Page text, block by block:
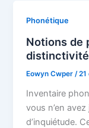
Phonétique
Notions de
Eowyn Cwper/21
Inventaire
vous n’en
d’inquiétude.